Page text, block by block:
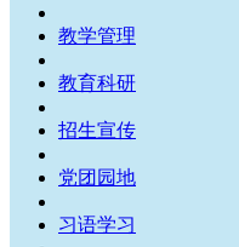
教学管理
教育科研
招生宣传
党团园地
习语学习